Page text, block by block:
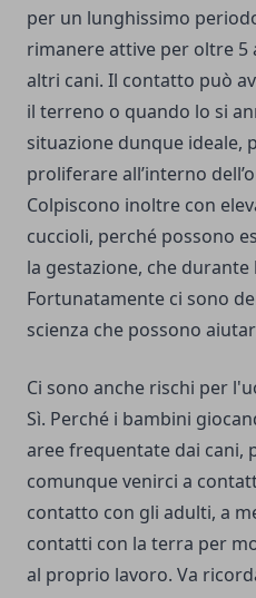
per un lunghissimo
rimanere attive per oltre 5
altri cani. Il contatto può
il terreno o quando lo si
situazione dunque ideale,
proliferare all’interno
Colpiscono inoltre con
cuccioli, perché possono
la gestazione, che
Fortunatamente ci sono
scienza che possono
Ci sono anche rischi per
Sì. Perché i bambini
aree frequentate dai cani,
comunque venirci a
contatto con gli adulti, a
contatti con la terra per
al proprio lavoro. Va